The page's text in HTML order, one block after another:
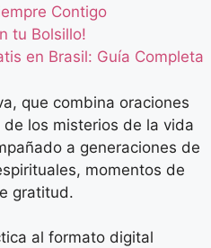
Contigo
tu Bolsillo!
en Brasil: Guía Completa
que combina oraciones
los misterios de la vida
a generaciones de
momentos de
gratitud.
al formato digital